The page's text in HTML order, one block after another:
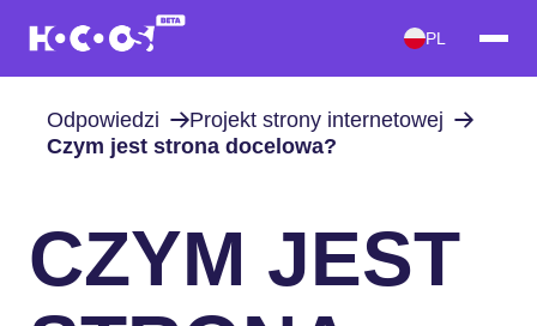
PL
Odpowiedzi
Projekt strony internetowej
Czym jest strona docelowa?
CZYM JEST